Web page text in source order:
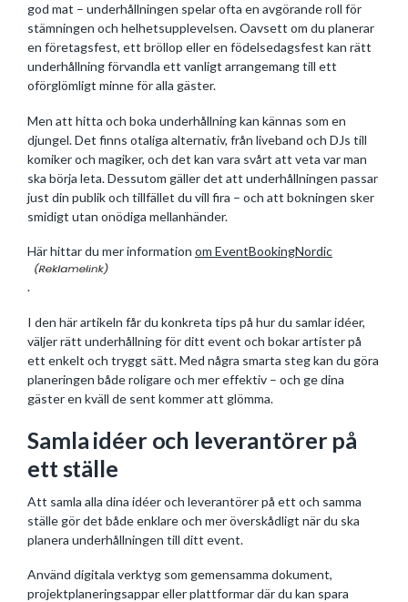
god mat – underhållningen spelar ofta en avgörande roll för
stämningen och helhetsupplevelsen. Oavsett om du planerar
en företagsfest, ett bröllop eller en födelsedagsfest kan rätt
underhållning förvandla ett vanligt arrangemang till ett
oförglömligt minne för alla gäster.
Men att hitta och boka underhållning kan kännas som en
djungel. Det finns otaliga alternativ, från liveband och DJs till
komiker och magiker, och det kan vara svårt att veta var man
ska börja leta. Dessutom gäller det att underhållningen passar
just din publik och tillfället du vill fira – och att bokningen sker
smidigt utan onödiga mellanhänder.
Här hittar du mer information om EventBookingNordic
.
I den här artikeln får du konkreta tips på hur du samlar idéer,
väljer rätt underhållning för ditt event och bokar artister på
ett enkelt och tryggt sätt. Med några smarta steg kan du göra
planeringen både roligare och mer effektiv – och ge dina
gäster en kväll de sent kommer att glömma.
Samla idéer och leverantörer på
ett ställe
Att samla alla dina idéer och leverantörer på ett och samma
ställe gör det både enklare och mer överskådligt när du ska
planera underhållningen till ditt event.
Använd digitala verktyg som gemensamma dokument,
projektplaneringsappar eller plattformar där du kan spara